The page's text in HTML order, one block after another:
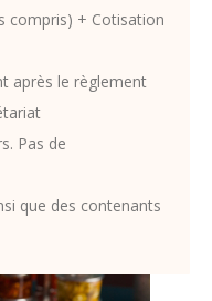
compris) + Cotisation
après le règlement
Pas de
que des contenants